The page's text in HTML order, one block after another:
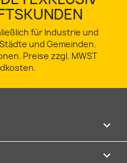
für Industrie und
und Gemeinden.
Preise zzgl. MWST

